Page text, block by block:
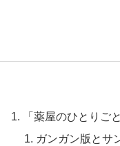
「薬屋のひとりご
ガンガン版とサ